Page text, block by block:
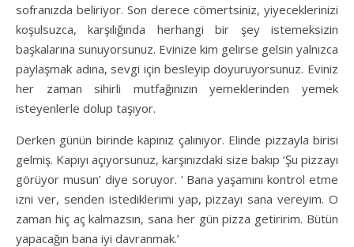
sofranızda beliriyor. Son derece cömertsiniz, yiyeceklerinizi
koşulsuzca, karşılığında herhangi bir şey istemeksizin
başkalarına sunuyorsunuz. Evinize kim gelirse gelsin yalnızca
paylaşmak adına, sevgi için besleyip doyuruyorsunuz. Eviniz
her zaman sihirli mutfağınızın yemeklerinden yemek
isteyenlerle dolup taşıyor.
Derken günün birinde kapınız çalınıyor. Elinde pizzayla birisi
gelmiş. Kapıyı açıyorsunuz, karşınızdaki size bakıp ‘Şu pizzayı
görüyor musun’ diye soruyor. ‘ Bana yaşamını kontrol etme
izni ver, senden istediklerimi yap, pizzayı sana vereyim. O
zaman hiç aç kalmazsın, sana her gün pizza getiririm. Bütün
yapacağın bana iyi davranmak.’